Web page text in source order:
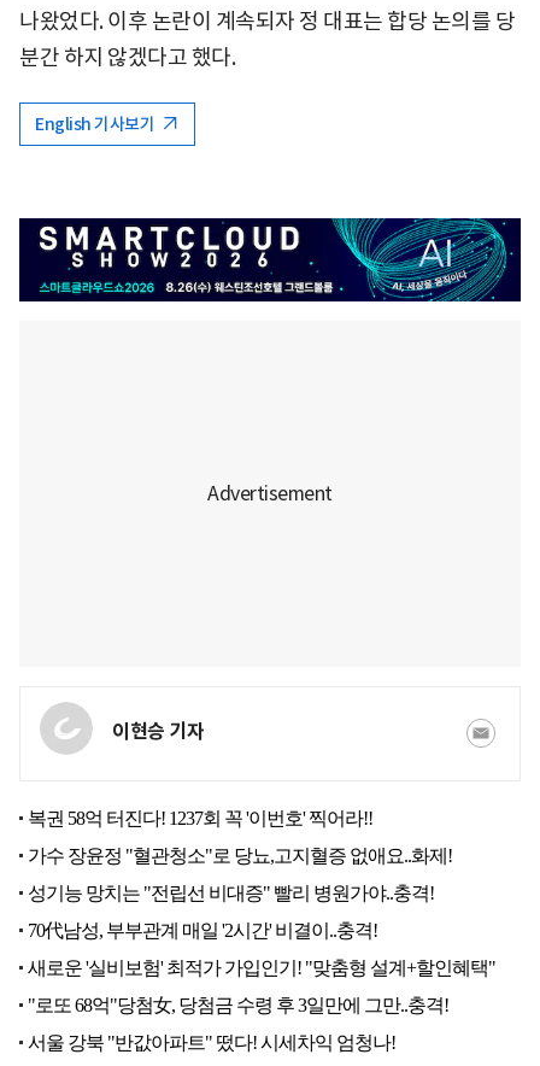
나왔었다. 이후 논란이 계속되자 정 대표는 합당 논의를 당
분간 하지 않겠다고 했다.
English 기사보기
이현승 기자